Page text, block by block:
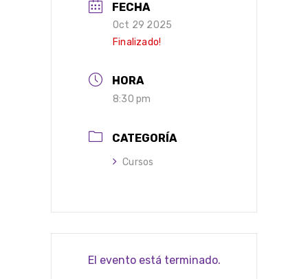
FECHA
Oct 29 2025
Finalizado!
HORA
8:30 pm
CATEGORÍA
Cursos
El evento está terminado.